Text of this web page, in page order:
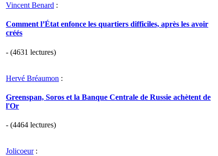
Vincent Benard :
Comment l’État enfonce les quartiers difficiles, après les avoir
créés
- (4631 lectures)
Hervé Bréaumon :
Greenspan, Soros et la Banque Centrale de Russie achètent de
l'Or
- (4464 lectures)
Jolicoeur: